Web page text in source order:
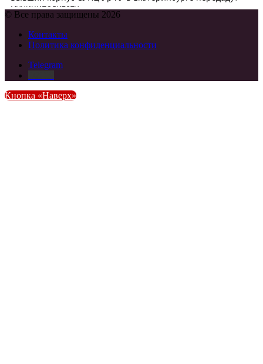
© Все права защищены 2026
Контакты
Политика конфиденциальности
Telegram
Кнопка «Наверх»